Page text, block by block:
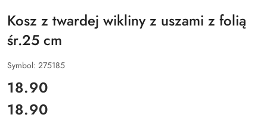
Kosz z twardej wikliny z uszami z folią
śr.25 cm
Symbol: 275185
cena:
18.90
Cena:
18.90